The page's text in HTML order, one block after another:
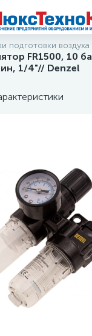
подготовки воздуха
FR1500, 10
1/4"// Denzel